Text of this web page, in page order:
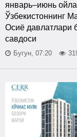
январь–июнь
Ўзбекистоннинг
Осиё давлатлари
савдоси
Бугун, 07:20